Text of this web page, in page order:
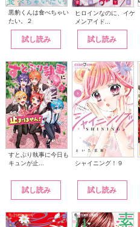
黒豹くんは食べちゃい
たい。２
試し読み
ヒロインなのに、イケ
メンアイド...
試し読み
すとぷり執事に今日も
キュンが止...
試し読み
シャイニング！９
試し読み